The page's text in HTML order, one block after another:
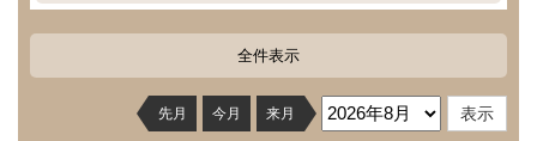
全件表示
先月 今月 来月